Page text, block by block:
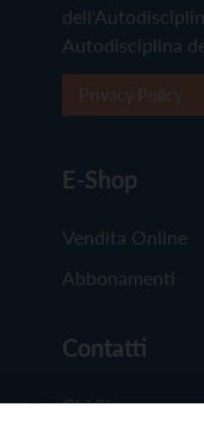
Autodisciplina
E-Shop
Vendita Online
Abbonamenti
Contatti
Chi Siamo